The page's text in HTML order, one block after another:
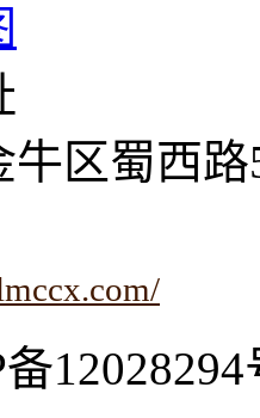
牛区蜀西
12028294